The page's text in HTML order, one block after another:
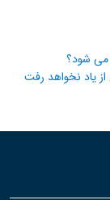
می شود؟
یاد نخواهد رفت